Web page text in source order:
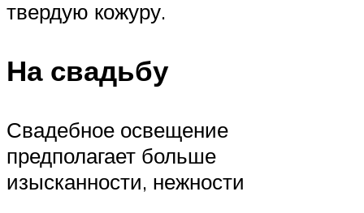
твердую кожуру.
На свадьбу
Свадебное освещение
предполагает больше
изысканности, нежности